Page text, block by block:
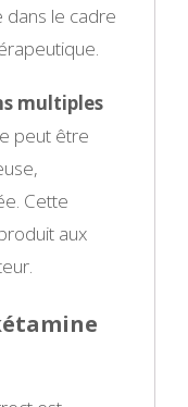
dans le cadre
multiples
peut être
Cette
aux